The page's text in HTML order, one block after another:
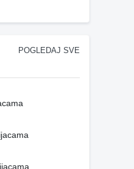
POGLEDAJ SVE